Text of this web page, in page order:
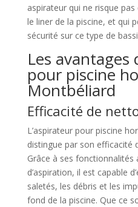
aspirateur qui ne risque
le liner de la piscine, et qui
sécurité sur ce type de
Les avantages
pour piscine
Montbéliard
Efficacité de
L’aspirateur pour piscine
distingue par son efficacité
Grâce à ses fonctionnalités
d’aspiration, il est capable
saletés, les débris et les
fond de la piscine. Que ce